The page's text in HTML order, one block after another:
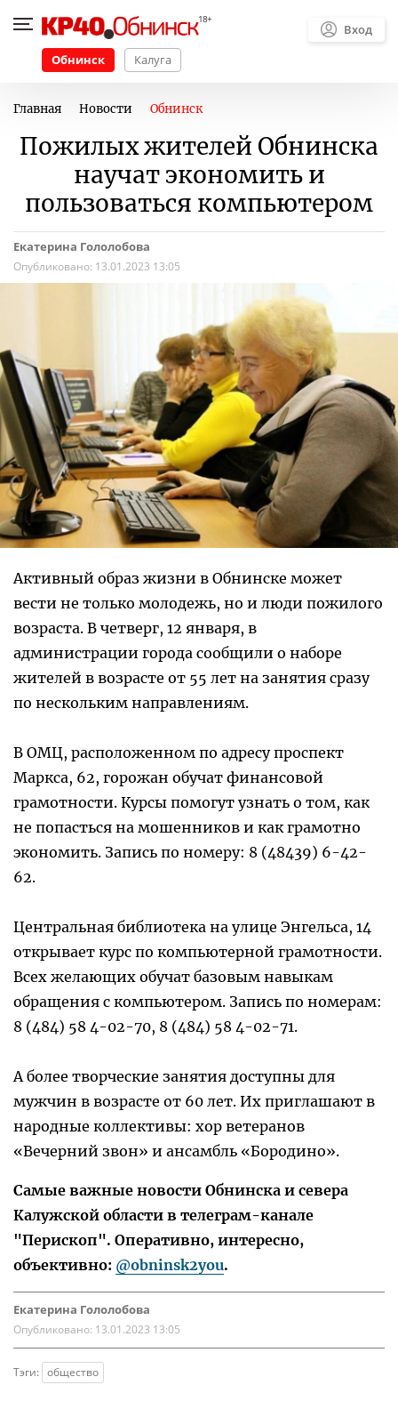
Обнинск Калуга
Вход
Главная Новости Обнинск
Пожилых жителей Обнинска
научат экономить и
пользоваться компьютером
Екатерина Гололобова
Опубликовано: 13.01.2023 13:05
Активный образ жизни в Обнинске может
вести не только молодежь, но и люди пожилого
возраста. В четверг, 12 января, в
администрации города сообщили о наборе
жителей в возрасте от 55 лет на занятия сразу
по нескольким направлениям.
В ОМЦ, расположенном по адресу проспект
Маркса, 62, горожан обучат финансовой
грамотности. Курсы помогут узнать о том, как
не попасться на мошенников и как грамотно
экономить. Запись по номеру: 8 (48439) 6-42-
62.
Центральная библиотека на улице Энгельса, 14
открывает курс по компьютерной грамотности.
Всех желающих обучат базовым навыкам
обращения с компьютером. Запись по номерам:
8 (484) 58 4-02-70, 8 (484) 58 4-02-71.
А более творческие занятия доступны для
мужчин в возрасте от 60 лет. Их приглашают в
народные коллективы: хор ветеранов
«Вечерний звон» и ансамбль «Бородино».
Самые важные новости Обнинска и севера
Калужской области в телеграм-канале
"Перископ". Оперативно, интересно,
объективно: @obninsk2you.
Екатерина Гололобова
Опубликовано: 13.01.2023 13:05
Тэги: общество